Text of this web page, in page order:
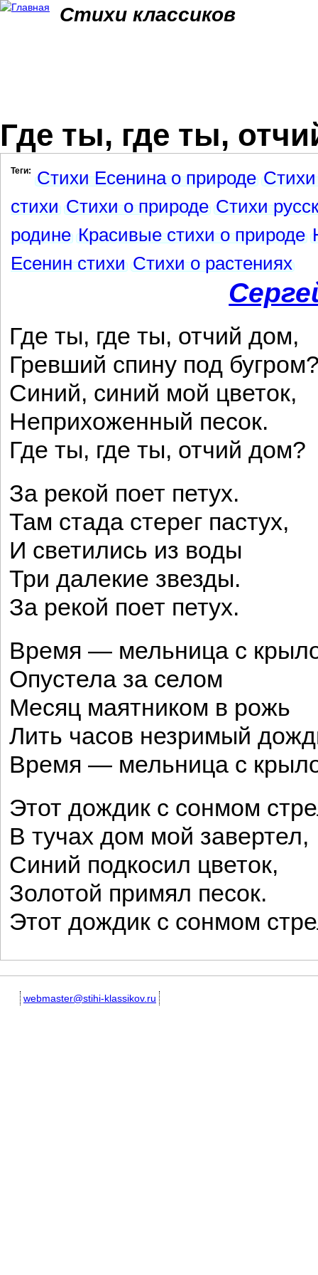
Стихи классиков
Где ты, где ты,
Теги: Стихи Есенина о природе
стихи Стихи о природе Стихи
родине Красивые стихи о природе
Есенин стихи Стихи о растениях
Где ты, где ты, отчий дом,
Гревший спину под
Синий, синий мой цветок,
Неприхоженный песок.
Где ты, где ты, отчий дом?
За рекой поет петух.
Там стада стерег пастух,
И светились из воды
Три далекие звезды.
За рекой поет петух.
Время — мельница с
Опустела за селом
Месяц маятником в рожь
Лить часов незримый
Время — мельница с
Этот дождик с сонмом
В тучах дом мой завертел,
Синий подкосил цветок,
Золотой примял песок.
Этот дождик с сонмом
webmaster@stihi-klassikov.ru